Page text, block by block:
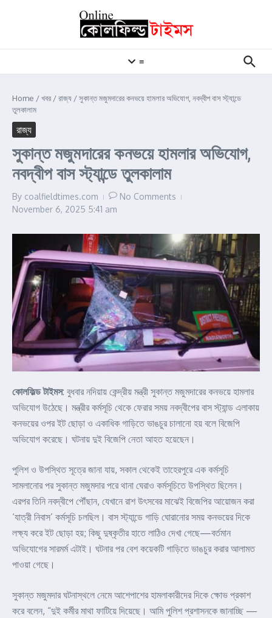
≡
Home /খবর /রাজ্য /সুকান্ত মজুমদারের কনভয়ে হামলার অভিযোগ, নবদ্বীপ বাস স্ট্যান্ডে
তুলকালাম
রাজ্য
সুকান্ত মজুমদারের কনভয়ে হামলার অভিযোগ,
নবদ্বীপ বাস স্ট্যান্ডে তুলকালাম
By coalfieldtimes.com
No Comments
November 6, 2025 5:41 am
কোলফিল্ড টাইমস: বুধবার নদিয়ায় কেন্দ্রীয় মন্ত্রী সুকান্ত মজুমদারের কনভয়ে হামলার
অভিযোগ উঠেছে। মন্ত্রীর কর্মসূচি থেকে ফেরার সময় নবদ্বীপের বাস স্ট্যান্ড এলাকায়
কনভয়ের ওপর ইট ছোড়া ও একাধিক গাড়িতে ভাঙচুর চালানো হয় বলে বিজেপি
অভিযোগ করেছে। ঘটনায় দুই বিজেপি নেতা আহত হয়েছেন।
পুলিশ ও উপস্থিত সূত্রে জানা যায়, সকাল থেকেই তাহেরপুরে এক কর্মসূচি
সামলানোর পর সুকান্ত মজুমদার পরে থানা ঘেরাও কর্মসূচিতে উপস্থিত ছিলেন।
এরপর তিনি নবদ্বীপে পৌঁছান, যেখানে রাশ উৎসবের মাঝেই বিজেপির আয়োজন করা
‘যাত্রী নিবাস’ কর্মসূচি চলছিল। বাস স্ট্যান্ডে গাড়ি ঘোরানোর সময় কনভয়ের দিকে
লক্ষ্য করে ইট ছোড়া হয়; কিছু দুষ্কৃতীর হাতে লাঠিও দেখা গেছে—বর্তমান
অভিযোগের সারমর্ম এটাই। ঘটনার পর বেশ কয়েকটি গাড়িতে ভাঙচুর করার আলামত
পাওয়া গেছে।
সুকান্ত মজুমদার ঘটনাস্থলে নেমে আশেপাশের হামলাকারীদের দিকে ক্ষোভ প্রকাশ
করে বলেন, “দুই কর্মীর মাথা ফাটিয়ে দিয়েছে। আমি পুলিশ প্রশাসনকে জানাচ্ছি —